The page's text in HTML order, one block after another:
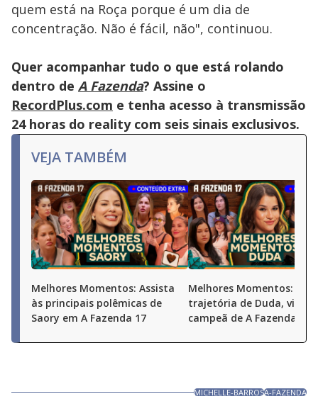
quem está na Roça porque é um dia de
concentração. Não é fácil, não", continuou.
Quer acompanhar tudo o que está rolando
dentro de A Fazenda? Assine o
RecordPlus.com e tenha acesso à transmissão
24 horas do reality com seis sinais exclusivos.
VEJA TAMBÉM
Melhores Momentos: Assista
às principais polêmicas de
Saory em A Fazenda 17
Melhores Momentos:
trajetória de Duda, vice-
campeã de A Fazenda 17
MICHELLE-BARROSA-FAZENDA